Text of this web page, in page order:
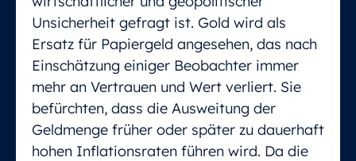
Unsicherheit gefragt ist. Gold wird als
Ersatz für Papiergeld angesehen, das nach
Einschätzung einiger Beobachter immer
mehr an Vertrauen und Wert verliert. Sie
befürchten, dass die Ausweitung der
Geldmenge früher oder später zu dauerhaft
hohen Inflationsraten führen wird. Da die